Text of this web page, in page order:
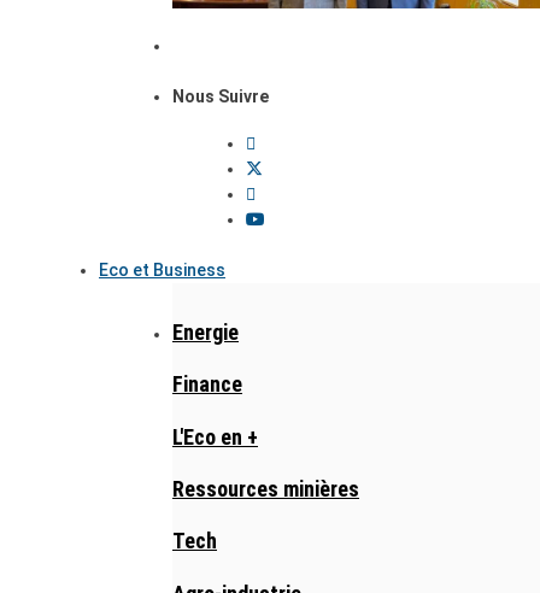
Nous Suivre
Eco et Business
Energie
Finance
L'Eco en +
Ressources minières
Tech